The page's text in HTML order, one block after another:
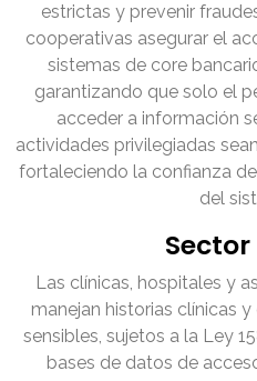
estrictas y prevenir
cooperativas asegurar el
sistemas de core
garantizando que solo el
acceder a información
actividades privilegiadas
fortaleciendo la confianza
del
Las clínicas, hospitales y
manejan historias clínicas
sensibles, sujetos a la Ley
bases de datos de